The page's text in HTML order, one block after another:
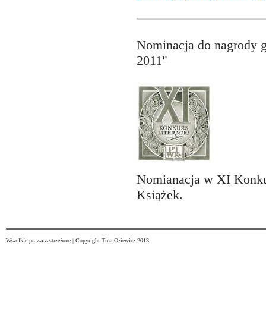
Nominacja do nagrody
2011"
Nomianacja w XI
Książek.
Wszelkie prawa zastrzeżone | Copyright Tina Oziewicz 2013